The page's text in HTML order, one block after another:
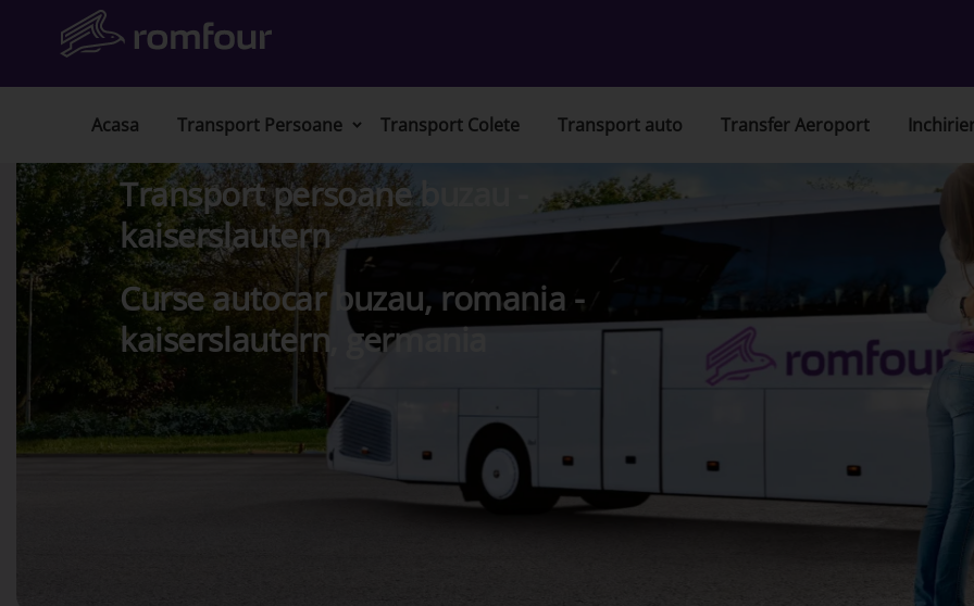
Acasa Transport Persoane Transport Colete Transport auto Transfer Aeroport
Transport persoane buzau -
kaiserslautern
Curse autocar buzau, romania -
kaiserslautern, germania